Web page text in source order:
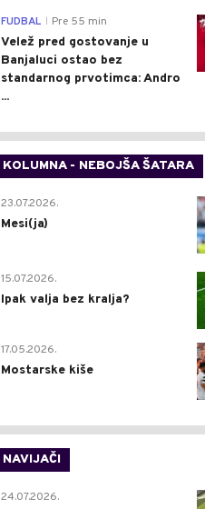
FUDBAL Pre 55 min
Velež pred gostovanje u
Banjaluci ostao bez
standarnog prvotimca: Andro
...
KOLUMNA - NEBOJŠA ŠATARA
23.07.2026.
Mesi(ja)
15.07.2026.
Ipak valja bez kralja?
17.05.2026.
Mostarske kiše
NAVIJAČI
24.07.2026.